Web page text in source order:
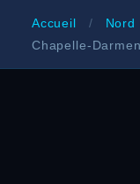
Accueil / Nord
Chapelle-